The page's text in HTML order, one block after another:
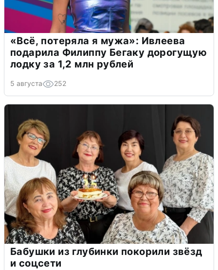
«Всё, потеряла я мужа»: Ивлеева
подарила Филиппу Бегаку дорогущую
лодку за 1,2 млн рублей
5 августа 252
Бабушки из глубинки покорили звёзд
и соцсети